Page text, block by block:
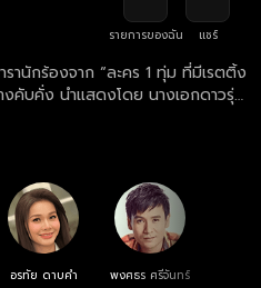
รายการของฉัน
แชร์
านักร้องจาก “ละคร 1 ทุ่ม ที่มีเรตติ้ง
คับคั่ง นำแสดงโดย นางเอกดาวรุ่ง
คู่กับ "ปีโป้ ณัชพัณณ์" พระเอกหนุ่ม
าวและเหล่าพี่น้องอย่างสุดกำลัง
องหมู่เฮาที่น่าติดตาม!
อรทัย ดาบคำ พงศธร ศรีจันทร์